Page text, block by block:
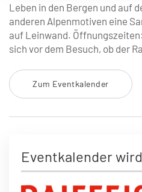
Leben in den Bergen und auf
anderen Alpenmotiven eine
auf Leinwand.
sich vor dem Besuch, ob der
Zum Eventkalender
Eventkalender